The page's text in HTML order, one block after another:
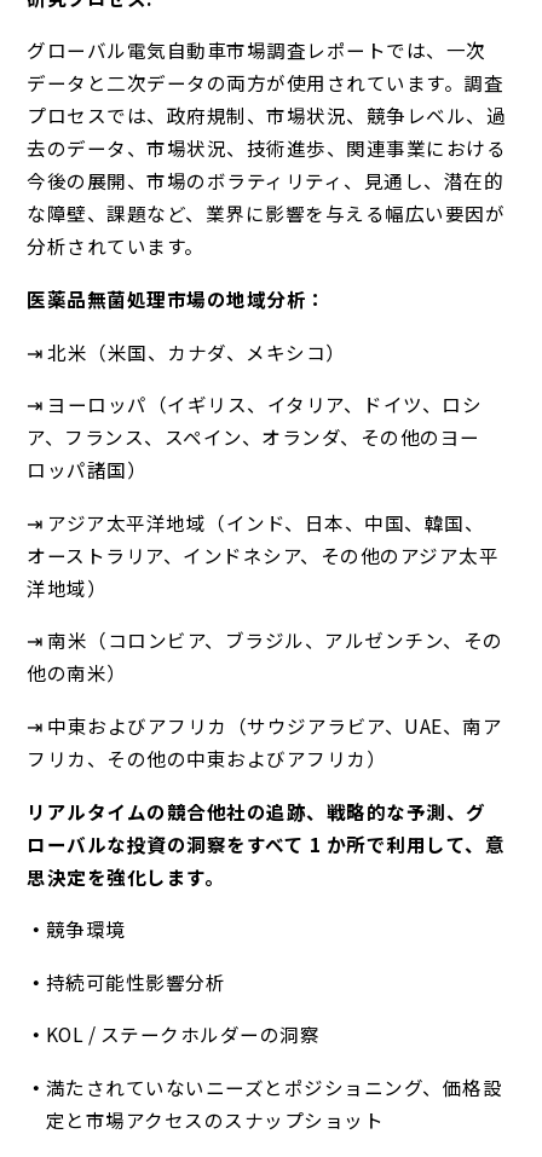
グローバル電気自動車市場調査レポートでは、一次
データと二次データの両方が使用されています。調査
プロセスでは、政府規制、市場状況、競争レベル、過
去のデータ、市場状況、技術進歩、関連事業における
今後の展開、市場のボラティリティ、見通し、潜在的
な障壁、課題など、業界に影響を与える幅広い要因が
分析されています。
医薬品無菌処理市場の地域分析：
⇥ 北米（米国、カナダ、メキシコ）
⇥ ヨーロッパ（イギリス、イタリア、ドイツ、ロシ
ア、フランス、スペイン、オランダ、その他のヨー
ロッパ諸国）
⇥ アジア太平洋地域（インド、日本、中国、韓国、
オーストラリア、インドネシア、その他のアジア太平
洋地域）
⇥ 南米（コロンビア、ブラジル、アルゼンチン、その
他の南米）
⇥ 中東およびアフリカ（サウジアラビア、UAE、南ア
フリカ、その他の中東およびアフリカ）
リアルタイムの競合他社の追跡、戦略的な予測、グ
ローバルな投資の洞察をすべて 1 か所で利用して、意
思決定を強化します。
競争環境
持続可能性影響分析
KOL / ステークホルダーの洞察
満たされていないニーズとポジショニング、価格設
定と市場アクセスのスナップショット